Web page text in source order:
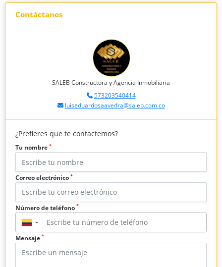
Contáctanos
SALEB Constructora y Agencia Inmobiliaria
573203540414
luiseduardosaavedra@saleb.com.co
¿Prefieres que te contactemos?
Tu nombre *
Correo electrónico *
Número de teléfono *
▼
Mensaje *